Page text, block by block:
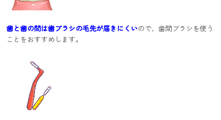
歯と歯の間は歯ブラシの毛先が届きにくいので、歯間ブラシを使う
ことをおすすめします。